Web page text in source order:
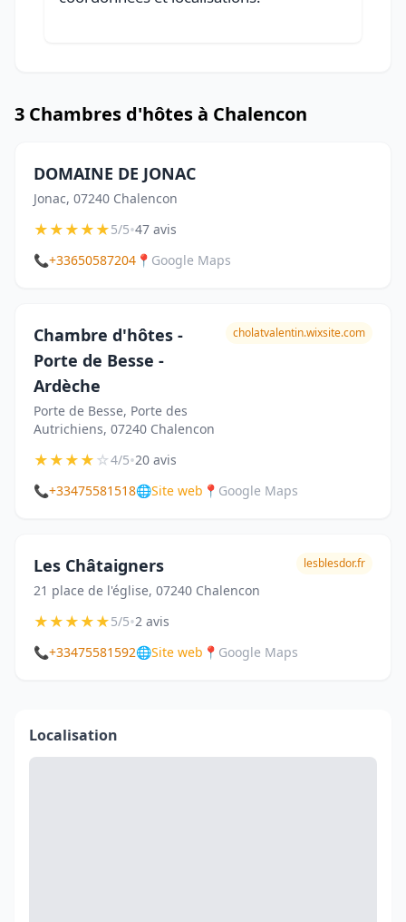
3 Chambres d'hôtes à Chalencon
DOMAINE DE JONAC
Jonac, 07240 Chalencon
★★★★★5/5•47 avis
📞+33650587204 📍 Google Maps
Chambre d'hôtes -
Porte de Besse -
Ardèche
Porte de Besse, Porte des
Autrichiens, 07240 Chalencon
cholatvalentin.wixsite.com
★★★★☆4/5•20 avis
📞+33475581518🌐Site web 📍 Google Maps
Les Châtaigners
21 place de l'église, 07240 Chalencon
lesblesdor.fr
★★★★★5/5•2 avis
📞+33475581592🌐Site web 📍 Google Maps
Localisation